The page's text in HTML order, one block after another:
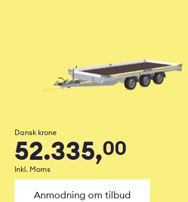
Dansk krone
52.335,00
Inkl. Moms
Anmodning om tilbud